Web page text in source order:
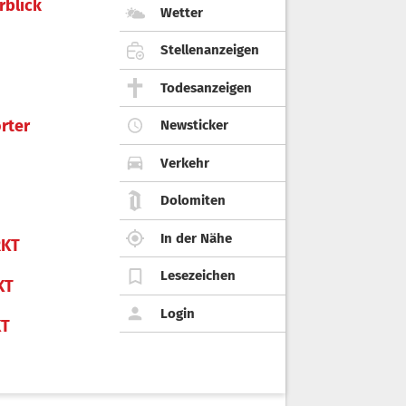
Wetter
Stellenanzeigen
Todesanzeigen
Newsticker
Verkehr
Dolomiten
In der Nähe
Lesezeichen
Login